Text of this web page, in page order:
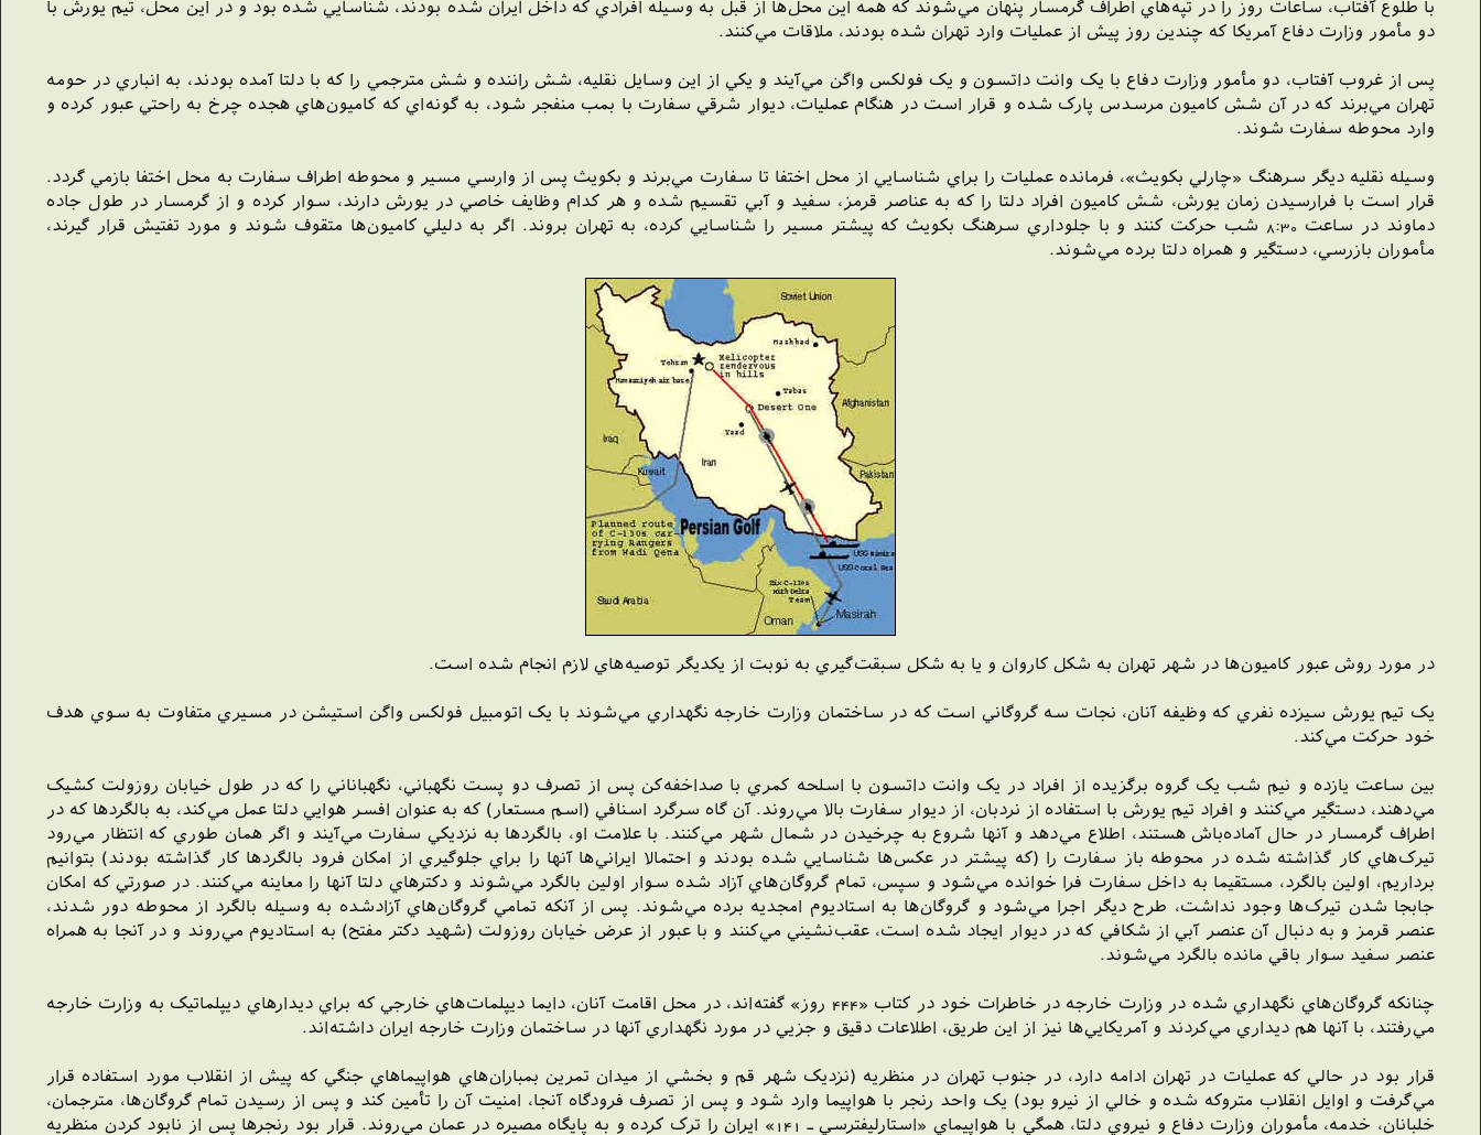
با طلوع آفتاب، ساعات روز را در تپه‌هاي اطراف گرمسار پنهان مي‌شوند که همه اين محل‌ها از قبل به وسيله افرادي که داخل ايران شده بودند، شناسايي شده بود و در اين محل، تيم يورش با
دو مأمور وزارت دفاع آمريکا که چندين روز پيش از عمليات وارد تهران شده بودند، ملاقات مي‌کنند.
پس از غروب آفتاب، دو مأمور وزارت دفاع با يک وانت داتسون و يک فولکس واگن مي‌آيند و يکي از اين وسايل نقليه، شش راننده و شش مترجمي را که با دلتا آمده‌ بودند، به انباري در حومه
تهران مي‌برند که در آن شش کاميون مرسدس پارک شده و قرار است در هنگام عمليات، ديوار شرقي سفارت با بمب منفجر شود، به گونه‌اي که کاميون‌هاي هجده چرخ به راحتي عبور کرده و
وارد محوطه سفارت شوند.
وسيله نقليه ديگر سرهنگ «چارلي بکويث»، فرمانده عمليات را براي شناسايي از محل اختفا تا سفارت مي‌برند و بکويث پس از وارسي مسير و محوطه اطراف سفارت به محل اختفا بازمي گردد.
قرار است با فرارسيدن زمان يورش، شش کاميون افراد دلتا را که به عناصر قرمز، سفيد و آبي تقسيم شده و هر کدام وظايف خاصي در يورش دارند، سوار کرده و از گرمسار در طول جاده
دماوند در ساعت 8:30 شب حرکت کنند و با جلوداري سرهنگ بکويث که پيشتر مسير را شناسايي کرده، به تهران بروند. اگر به دليلي کاميون‌ها متقوف شوند و مورد تفتيش قرار گيرند،
مأموران بازرسي، دستگير و همراه دلتا برده مي‌شوند.
در مورد روش عبور کاميون‌ها در شهر تهران به شکل کاروان و يا به شکل سبقت‌گيري به نوبت از يکديگر توصيه‌هاي لازم انجام شده است.
يک تيم يورش سيزده نفري که وظيفه آنان، نجات سه گروگاني است که در ساختمان وزارت خارجه نگهداري مي‌شوند با يک اتومبيل فولکس واگن استيشن در مسيري متفاوت به سوي هدف
خود حرکت مي‌کند.
بين ساعت يازده و نيم شب يک گروه برگزيده از افراد در يک وانت داتسون با اسلحه کمري با صداخفه‌کن پس از تصرف دو پست نگهباني، نگهباناني را که در طول خيابان روزولت کشيک
مي‌دهند، دستگير مي‌کنند و افراد تيم يورش با استفاده از نردبان‌، از ديوار سفارت بالا مي‌روند. آن گاه سرگرد اسنافي (اسم مستعار) که به عنوان افسر هوايي دلتا عمل مي‌کند، به بالگردها که در
اطراف گرمسار در حال آماده‌باش هستند، اطلاع مي‌دهد و آنها شروع به چرخيدن در شمال شهر مي‌کنند. با علامت او، بالگردها به نزديکي سفارت مي‌آيند و اگر همان طوري که انتظار مي‌رود
تيرک‌هاي کار گذاشته شده در محوطه باز سفارت را (که پيشتر در عکس‌ها شناسايي شده بودند و احتمالا ايراني‌ها آنها را براي جلوگيري از امکان فرود بالگردها کار گذاشته بودند) بتوانيم
برداريم، اولين بالگرد، مستقيما به داخل سفارت فرا خوانده مي‌شود و سپس، تمام گروگان‌هاي آزاد شده سوار اولين بالگرد مي‌شوند و دکترهاي دلتا آنها را معاينه مي‌کنند. در صورتي که امکان
جابجا شدن تيرک‌ها وجود نداشت، طرح ديگر اجرا مي‌شود و گروگان‌ها به استاديوم امجديه برده مي‌شوند. پس از آنکه تمامي گروگان‌هاي آزادشده به وسيله بالگرد از محوطه دور شدند،
عنصر قرمز و به دنبال آن عنصر آبي از شکافي که در ديوار ايجاد شده است، عقب‌نشيني مي‌کنند و با عبور از عرض خيابان روزولت (شهيد دکتر مفتح) به استاديوم مي‌روند و در آنجا به همراه
عنصر سفيد سوار باقي مانده بالگرد مي‌شوند.
چنانکه گروگان‌هاي نگهداري شده در وزارت خارجه در خاطرات خود در کتاب «444 روز» گفته‌اند، در محل اقامت آنان، دايما ديپلمات‌هاي خارجي که براي ديدارهاي ديپلماتيک به وزارت خارجه
مي‌رفتند، با آنها هم ديداري مي‌کردند و آمريکايي‌ها نيز از اين طريق، اطلاعات دقيق و جزيي در مورد نگهداري آنها در ساختمان وزارت خارجه ايران داشته‌اند.
قرار بود در حالي که عمليات در تهران ادامه دارد، در جنوب تهران در منظريه (نزديک شهر قم و بخشي از ميدان تمرين بمباران‌هاي هواپيماهاي جنگي که پيش از انقلاب مورد استفاده قرار
مي‌گرفت و اوايل انقلاب متروکه شده و خالي از نيرو بود) يک واحد رنجر با هواپيما وارد شود و پس از تصرف فرودگاه آنجا، امنيت آن را تأمين کند و پس از رسيدن تمام گروگان‌ها، مترجمان،
خلبانان، خدمه، مأموران وزارت دفاع و نيروي دلتا، همگي با هواپيماي «استارليفترسي ـ 141» ايران را ترک کرده و به پايگاه مصيره در عمان مي‌روند. قرار بود رنجرها پس از نابود کردن منظريه